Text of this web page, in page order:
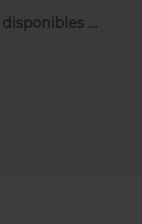
...